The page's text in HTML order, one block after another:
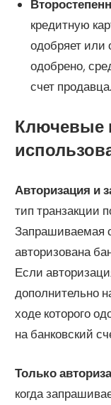
кредитную
одобряет или
одобрено,
счет продавца.
Ключевые
Авторизация и
тип транзакции
Запрашиваемая
авторизована
Если
дополнительно
ходе которого
на банковский
Только
когда